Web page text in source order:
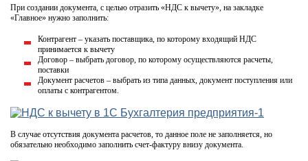
При создании документа, с целью отразить «НДС к вычету», на закладке
«Главное» нужно заполнить:
Контрагент – указать поставщика, по которому входящий НДС
принимается к вычету
Договор – выбрать договор, по которому осуществляются расчеты,
поставки
Документ расчетов – выбрать из типа данных, документ поступления или
оплаты с контрагентом.
В случае отсутствия документа расчетов, то данное поле не заполняется, но
обязательно необходимо заполнить счет-фактуру внизу документа.